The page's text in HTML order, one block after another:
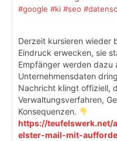
#google #ki #seo
Derzeit kursieren wieder
Eindruck erwecken, sie
Empfänger werden dazu
Unternehmensdaten
Nachricht klingt offiziell,
Verwaltungsverfahren,
Konsequenzen.
https://teufelswerk.net/
elster-mail-mit-